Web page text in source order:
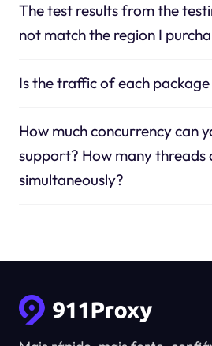
The test results from the
not match the region I
Is the traffic of each
How much concurrency can
support? How many threads
simultaneously?